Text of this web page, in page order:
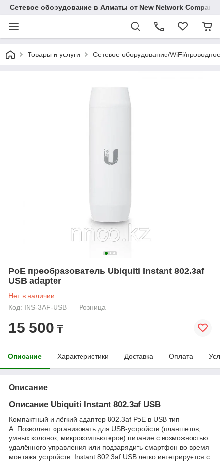
Сетевое оборудование в Алматы от New Network Company
Товары и услуги Сетевое оборудование/WiFi/проводное
PoE преобразователь Ubiquiti Instant 802.3af
USB adapter
Нет в наличии
Код: INS-3AF-USB
Розница
15 500 ₸
Описание Характеристики Доставка Оплата
Описание
Описание Ubiquiti Instant 802.3af USB
Компактный и лёгкий адаптер 802.3af PoE в USB тип
A. Позволяет организовать для USB-устройств (планшетов,
умных колонок, микрокомпьютеров) питание с возможностью
удалённого управления или подзарядить смартфон во время
монтажа устройств. Instant 802.3af USB легко интегрируется с